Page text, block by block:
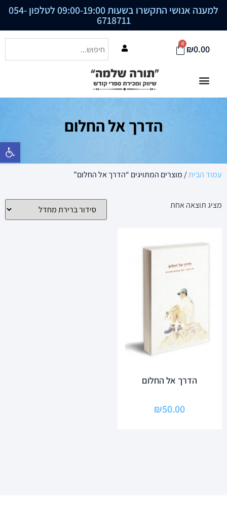
פתח סרגל
למענה אנושי התקשרו בשעות 09:00-19:00 לטלפון 054-
6718711
₪0.00
0
הדרך אל החלום
עמוד הבית/ מוצרים המתויגים “הדרך אל החלום”
מציג תוצאה אחת
הדרך אל החלום
₪50.00